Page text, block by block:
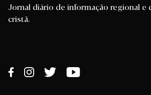
Jornal diário de informação regional e
cristã.